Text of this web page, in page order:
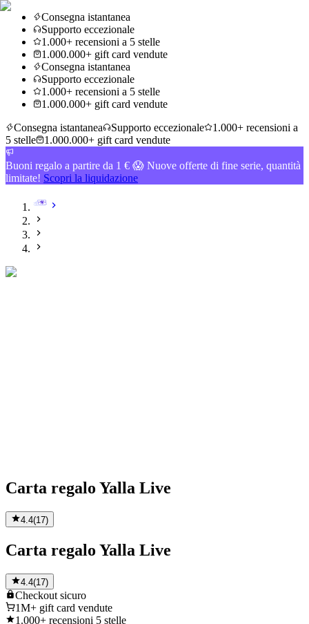
Consegna istantanea
Supporto eccezionale
1.000+ recensioni a 5 stelle
1.000.000+ gift card vendute
Consegna istantanea
Supporto eccezionale
1.000+ recensioni a 5 stelle
1.000.000+ gift card vendute
Consegna istantanea
Supporto eccezionale
1.000+ recensioni a
5 stelle
1.000.000+ gift card vendute
Buoni regalo a partire da 1 € 😱 Nuove offerte di fine serie, quantità
limitate! Scopri la liquidazione
Carta regalo Yalla Live
4.4(17)
Carta regalo Yalla Live
4.4(17)
Checkout sicuro
1M+ gift card vendute
1.000+ recensioni 5 stelle